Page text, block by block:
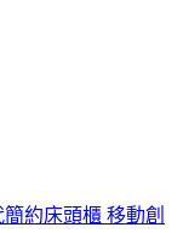
約床頭櫃 移動創